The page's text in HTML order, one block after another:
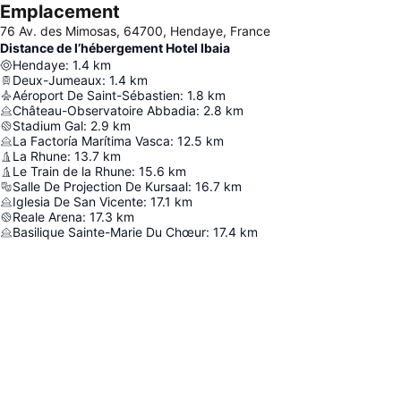
Emplacement
76 Av. des Mimosas, 64700, Hendaye, France
Distance de l’hébergement Hotel Ibaia
Hendaye: 1.4 km
Deux-Jumeaux: 1.4 km
Aéroport De Saint-Sébastien: 1.8 km
Château-Observatoire Abbadia: 2.8 km
Stadium Gal: 2.9 km
La Factoría Marítima Vasca: 12.5 km
La Rhune: 13.7 km
Le Train de la Rhune: 15.6 km
Salle De Projection De Kursaal: 16.7 km
Iglesia De San Vicente: 17.1 km
Reale Arena: 17.3 km
Basilique Sainte-Marie Du Chœur: 17.4 km